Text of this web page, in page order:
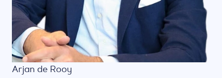
Arjan de Rooy